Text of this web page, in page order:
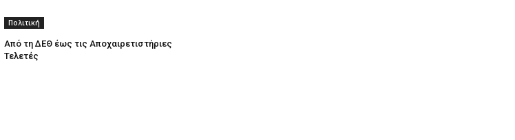
Πολιτική
Από τη ΔΕΘ έως τις Αποχαιρετιστήριες
Τελετές